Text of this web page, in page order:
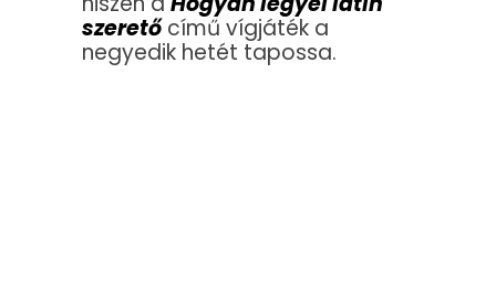
szeretőcímű vígjáték a
negyedik hetét tapossa.